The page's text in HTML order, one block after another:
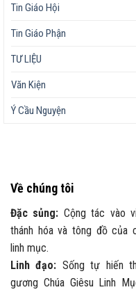
Tin Giáo Hội
Tin Giáo Phận
TƯ LIỆU
Văn Kiện
Ý Cầu Nguyện
Về chúng tôi
Đặc sủng: Cộng tác vào
thánh hóa và tông đồ của
linh mục.
Linh đạo: Sống tự hiến
gương Chúa Giêsu Linh